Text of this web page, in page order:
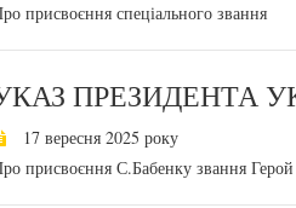
присвоєння спеціального звання
ПРЕЗИДЕНТА
17 вересня 2025 року
присвоєння С.Бабенку звання